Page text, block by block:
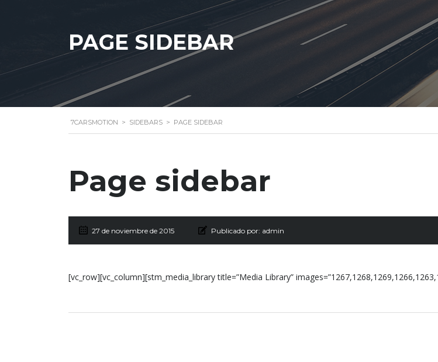
PAGE SIDEBAR
7CARSMOTION > SIDEBARS > PAGE SIDEBAR
Page sidebar
27 de noviembre de 2015 Publicado por: admin
[vc_row][vc_column][stm_media_library title=”Media Library”